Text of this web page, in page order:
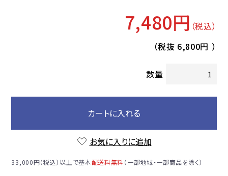
7,480円 （税込）
（税抜 6,800円 ）
数量
カートに入れる
お気に入りに追加
33,000円（税込）以上で基本配送料無料（一部地域・一部商品を除く）